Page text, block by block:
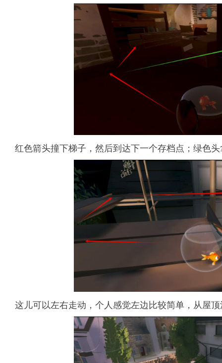
红色箭头撞下梯子，然后到达下一个存档点；绿色
这儿可以左右走动，个人感觉左边比较简单，从屋